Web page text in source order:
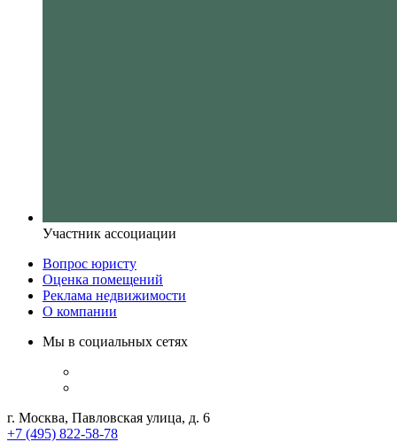
Участник ассоциации
Вопрос юристу
Оценка помещений
Реклама недвижимости
О компании
Мы в социальных сетях
г. Москва, Павловская улица, д. 6
+7 (495) 822-58-78